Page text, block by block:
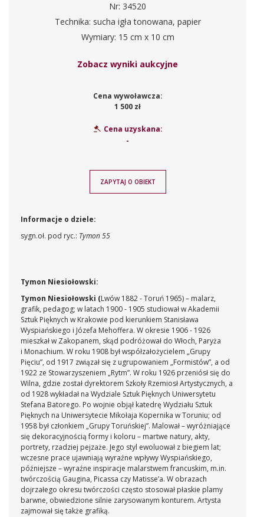
Nr: 34520
Technika: sucha igła tonowana, papier
Wymiary: 15 cm x 10 cm
Zobacz wyniki aukcyjne
Cena wywoławcza:
1 500 zł
Cena uzyskana:
-
ZAPYTAJ O OBIEKT
Informacje o dziele:
sygn.oł. pod ryc.: Tymon 55
Tymon Niesiołowski:
Tymon Niesiołowski (Lwów 1882 - Toruń 1965) – malarz,
grafik, pedagog; w latach 1900 - 1905 studiował w Akademii
Sztuk Pięknych w Krakowie pod kierunkiem Stanisława
Wyspiańskiego i Józefa Mehoffera. W okresie 1906 - 1926
mieszkał w Zakopanem, skąd podróżował do Włoch, Paryża
i Monachium. W roku 1908 był współzałożycielem „Grupy
Pięciu”, od 1917 związał się z ugrupowaniem „Formistów”, a od
1922 ze Stowarzyszeniem „Rytm”. W roku 1926 przeniósł się do
Wilna, gdzie został dyrektorem Szkoły Rzemiosł Artystycznych, a
od 1928 wykładał na Wydziale Sztuk Pięknych Uniwersytetu
Stefana Batorego. Po wojnie objął katedrę Wydziału Sztuk
Pięknych na Uniwersytecie Mikołaja Kopernika w Toruniu; od
1958 był członkiem „Grupy Toruńskiej”. Malował – wyróżniające
się dekoracyjnością formy i koloru – martwe natury, akty,
portrety, rzadziej pejzaże. Jego styl ewoluował z biegiem lat;
wczesne prace ujawniają wyraźne wpływy Wyspiańskiego,
późniejsze – wyraźne inspiracje malarstwem francuskim, m.in.
twórczością Gaugina, Picassa czy Matisse’a. W obrazach
dojrzałego okresu twórczości często stosował płaskie plamy
barwne, obwiedzione silnie zarysowanym konturem. Artysta
zajmował się także grafiką.